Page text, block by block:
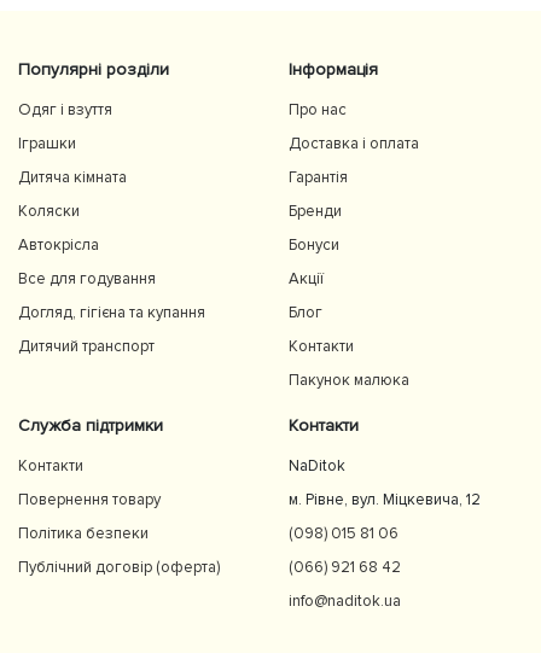
Популярні розділи
Одяг і взуття
Іграшки
Дитяча кімната
Коляски
Автокрісла
Все для годування
Догляд, гігієна та купання
Дитячий транспорт
Інформація
Про нас
Доставка і оплата
Гарантія
Бренди
Бонуси
Акції
Блог
Контакти
Пакунок малюка
Служба підтримки
Контакти
Повернення товару
Політика безпеки
Публічний договір (оферта)
Контакти
NaDitok
м. Рівне, вул. Міцкевича, 12
(098) 015 81 06
(066) 921 68 42
info@naditok.ua